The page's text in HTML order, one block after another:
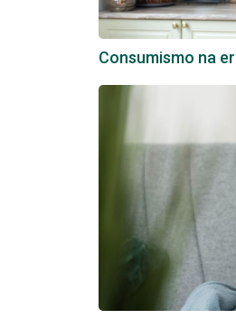
Consumismo na